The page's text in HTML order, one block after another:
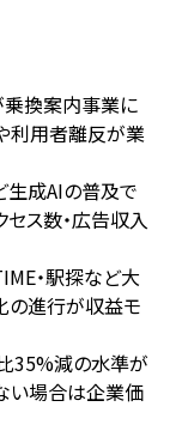
換案内事業に
利用者離反が業
生成AIの普及で
ス数・広告収入
・駅探など大
の進行が収益モ
35%減の水準が
い場合は企業価